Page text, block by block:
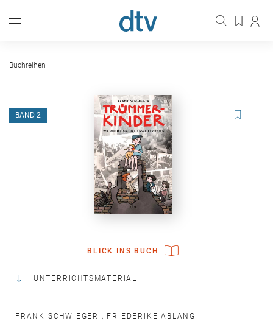
Buchreihen
BLICK INS BUCH
BAND 2
UNTERRICHTSMATERIAL
FRANK SCHWIEGER , FRIEDERIKE ABLANG